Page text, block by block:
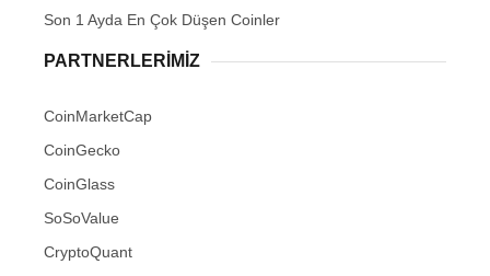
Son 1 Ayda En Çok Düşen Coinler
PARTNERLERIMIZ
CoinMarketCap
CoinGecko
CoinGlass
SoSoValue
CryptoQuant